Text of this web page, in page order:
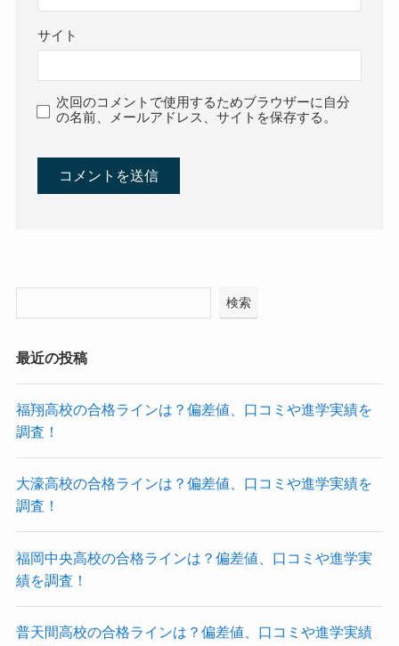
サイト
次回のコメントで使用するためブラウザーに自分
の名前、メールアドレス、サイトを保存する。
検索
最近の投稿
福翔高校の合格ラインは？偏差値、口コミや進学実績を
調査！
大濠高校の合格ラインは？偏差値、口コミや進学実績を
調査！
福岡中央高校の合格ラインは？偏差値、口コミや進学実
績を調査！
普天間高校の合格ラインは？偏差値、口コミや進学実績